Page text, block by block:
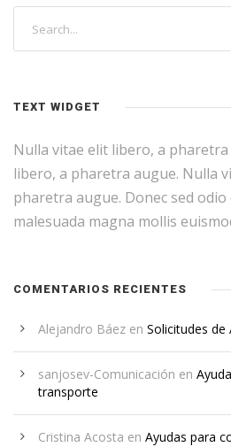
TEXT WIDGET
Nulla vitae elit libero, a
libero, a pharetra augue. Nulla
pharetra augue. Donec sed
malesuada magna mollis
COMENTARIOS RECIENTES
Alejandro Báez en Solicitudes
sanjosev-Comunicación en
transporte
Cristina Acosta en Ayudas para